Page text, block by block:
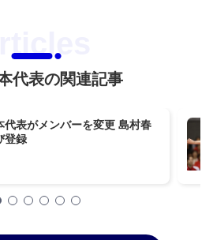
代表の関連記事
代表がメンバーを変更 島村春
登録